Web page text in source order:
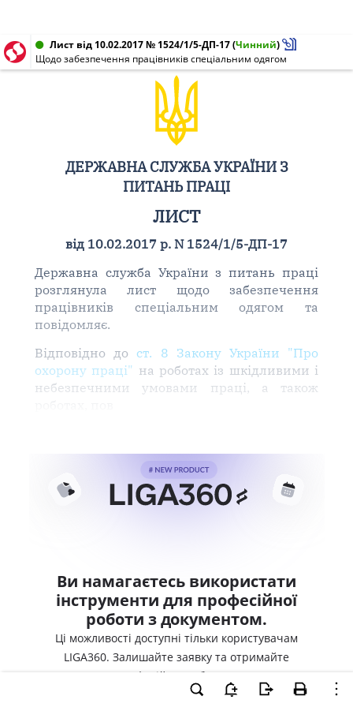
Лист від 10.02.2017 № 1524/1/5-ДП-17(Чинний)
Щодо забезпечення працівників спеціальним одягом
ДЕРЖАВНА СЛУЖБА УКРАЇНИ З
ПИТАНЬ ПРАЦІ
ЛИСТ
від 10.02.2017 р. N 1524/1/5-ДП-17
Державна служба України з питань праці
розглянула лист щодо забезпечення
працівників спеціальним одягом та
повідомляє.
Відповідно до ст. 8 Закону України "Про
охорону праці" на роботах із шкідливими і
небезпечними умовами праці, а також
Ви намагаєтесь використати
інструменти для професійної
роботи з документом.
Ці можливості доступні тільки користувачам
LIGA360. Залишайте заявку та отримайте
доступ для професійної роботи прямо зараз.